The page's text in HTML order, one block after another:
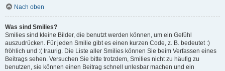
Nach oben
Was sind Smilies?
Smilies sind kleine Bilder, die benutzt werden können, um ein Gefühl
auszudrücken. Für jeden Smilie gibt es einen kurzen Code, z. B. bedeutet :)
fröhlich und :( traurig. Die Liste aller Smilies können Sie beim Verfassen eines
Beitrags sehen. Versuchen Sie bitte trotzdem, Smilies nicht zu häufig zu
benutzen, sie können einen Beitrag schnell unlesbar machen und ein